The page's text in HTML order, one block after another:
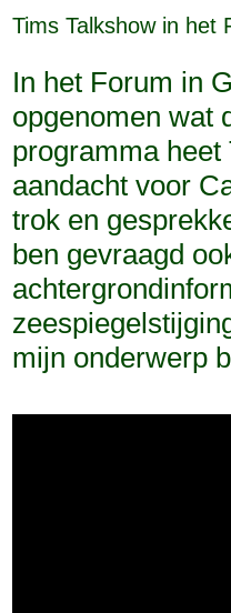
Tims Talkshow in het
In het Forum in
opgenomen wat
programma
aandacht voor
trok en
ben gevraagd
mijn onderwerp